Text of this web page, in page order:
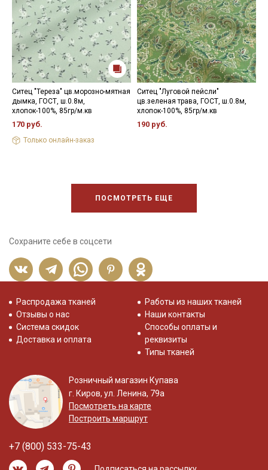
Ситец "Тереза" цв.морозно-мятная
дымка, ГОСТ, ш.0.8м,
хлопок-100%, 85гр/м.кв
170 руб.
Только онлайн-заказ
Ситец "Луговой пейсли"
цв.зеленая трава, ГОСТ, ш.0.8м,
хлопок-100%, 85гр/м.кв
190 руб.
ПОСМОТРЕТЬ ЕЩЕ
Сохраните себе в соцсети
Распродажа тканей
Отзывы о нас
Система скидок
Доставка и оплата
Работы из наших тканей
Наши контакты
Способы оплаты и
реквизиты
Типы тканей
Розничный магазин Купава
г. Киров, ул. Ленина, 79а
Посмотреть на карте
Построить маршрут
+7 (800) 533-75-43